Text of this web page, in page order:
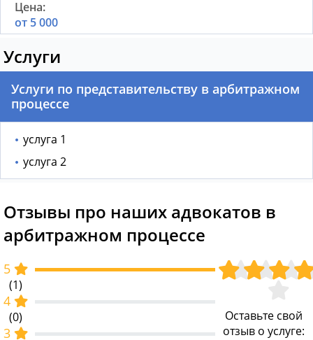
от 5 000
Услуги
Услуги по представительству в арбитражном
процессе
услуга 1
услуга 2
Отзывы про наших адвокатов в
арбитражном процессе
5
(1)
4
(0)
3
Оставьте свой
отзыв о услуге: